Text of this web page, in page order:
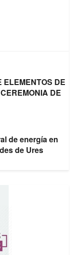
ELEMENTOS DE
DE
de energía en
de Ures